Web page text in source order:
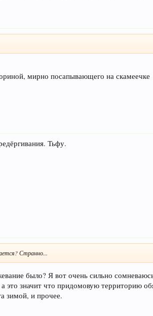
мирно посапывающего на скамеечке
Тьфу.
Странно...
было? Я вот очень сильно
значит что придомовую территорию
зимой, и прочее.